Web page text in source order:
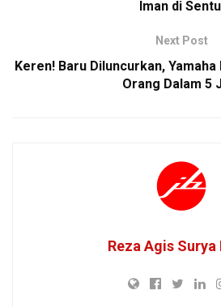
Iman di
Next Post
Keren! Baru Diluncurkan,
Orang Dalam 5
Reza Agis Surya